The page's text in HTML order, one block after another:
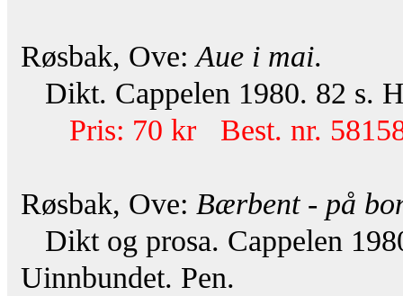
Røsbak, Ove:Aue i mai.
Dikt. Cappelen 1980. 82 s.
Pris: 70 kr Best. nr.
Røsbak, Ove: Bærbent - på
Dikt og prosa. Cappelen
Uinnbundet. Pen.